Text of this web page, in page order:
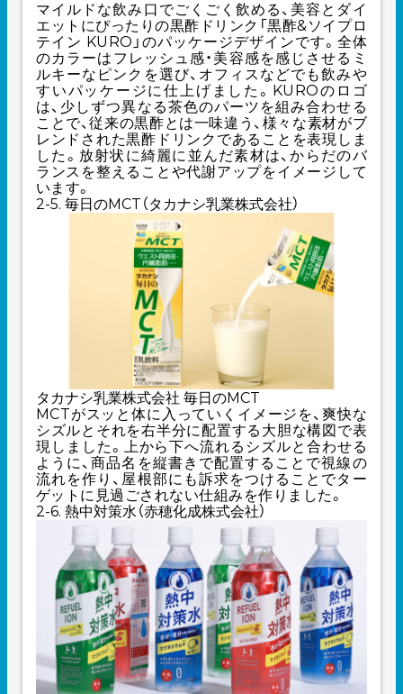
マイルドな飲み口でごくごく飲める、美容とダイ
エットにぴったりの黒酢ドリンク「黒酢&ソイプロ
テイン KURO」のパッケージデザインです。全体
のカラーはフレッシュ感・美容感を感じさせるミ
ルキーなピンクを選び、オフィスなどでも飲みや
すいパッケージに仕上げました。KUROのロゴ
は、少しずつ異なる茶色のパーツを組み合わせる
ことで、従来の黒酢とは一味違う、様々な素材がブ
レンドされた黒酢ドリンクであることを表現しま
した。放射状に綺麗に並んだ素材は、からだのバ
ランスを整えることや代謝アップをイメージして
います。
2-5. 毎日のMCT（タカナシ乳業株式会社）
タカナシ乳業株式会社 毎日のMCT
MCTがスッと体に入っていくイメージを、爽快な
シズルとそれを右半分に配置する大胆な構図で表
現しました。上から下へ流れるシズルと合わせる
ように、商品名を縦書きで配置することで視線の
流れを作り、屋根部にも訴求をつけることでター
ゲットに見過ごされない仕組みを作りました。
2-6. 熱中対策水（赤穂化成株式会社）